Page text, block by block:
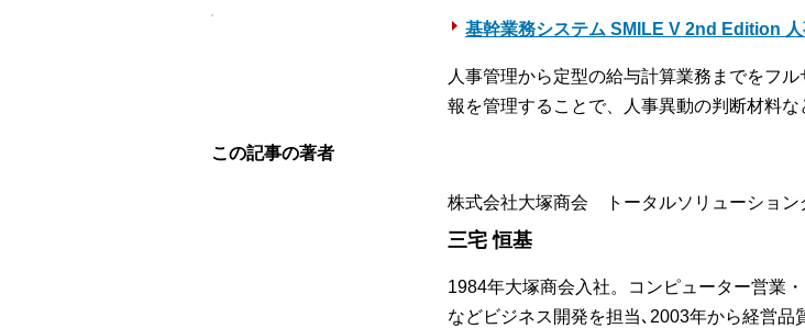
基幹業務システム SMILE V 2nd Edition
人事管理から定型の給与計算業務までをフ
報を管理することで、人事異動の判断材料な
この記事の著者
株式会社大塚商会 トータルソリューション
三宅 恒基
1984年大塚商会入社。コンピューター営業
などビジネス開発を担当､2003年から経営